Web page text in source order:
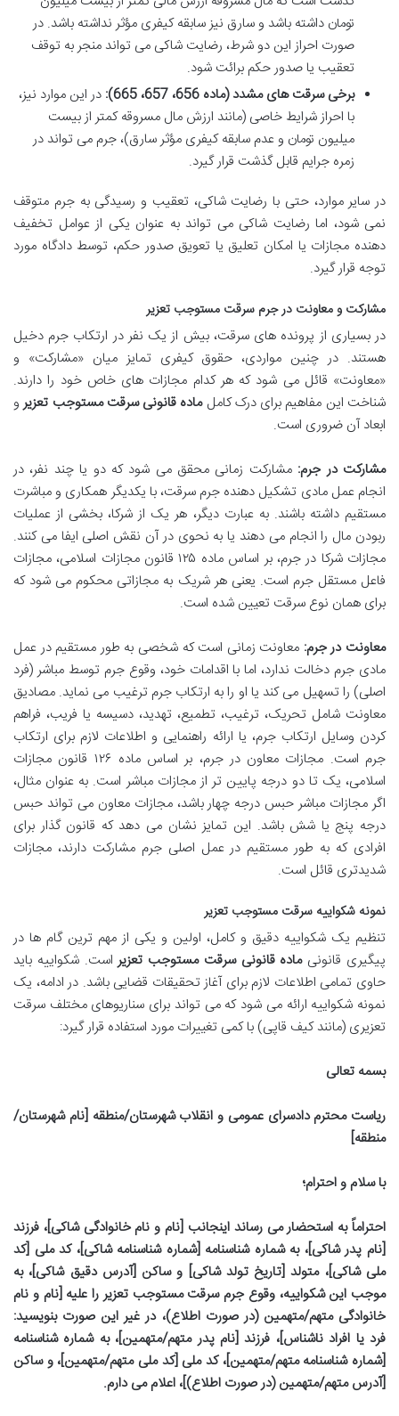
تومان داشته باشد و سارق نیز سابقه کیفری مؤثر نداشته باشد. در
صورت احراز این دو شرط، رضایت شاکی می تواند منجر به توقف
تعقیب یا صدور حکم برائت شود.
برخی سرقت های مشدد (ماده 656، 657، 665):
در این موارد نیز،
با احراز شرایط خاصی (مانند ارزش مال مسروقه کمتر از بیست
میلیون تومان و عدم سابقه کیفری مؤثر سارق)، جرم می تواند در
زمره جرایم قابل گذشت قرار گیرد.
در سایر موارد، حتی با رضایت شاکی، تعقیب و رسیدگی به جرم متوقف
نمی شود، اما رضایت شاکی می تواند به عنوان یکی از عوامل تخفیف
دهنده مجازات یا امکان تعلیق یا تعویق صدور حکم، توسط دادگاه مورد
توجه قرار گیرد.
مشارکت و معاونت در جرم سرقت مستوجب تعزیر
در بسیاری از پرونده های سرقت، بیش از یک نفر در ارتکاب جرم دخیل
هستند. در چنین مواردی، حقوق کیفری تمایز میان «مشارکت» و
«معاونت» قائل می شود که هر کدام مجازات های خاص خود را دارند.
شناخت این مفاهیم برای درک کاملماده قانونی سرقت مستوجب تعزیرو
ابعاد آن ضروری است.
مشارکت در جرم: مشارکت زمانی محقق می شود که دو یا چند نفر، در
انجام عمل مادی تشکیل دهنده جرم سرقت، با یکدیگر همکاری و مباشرت
مستقیم داشته باشند. به عبارت دیگر، هر یک از شرکا، بخشی از عملیات
ربودن مال را انجام می دهند یا به نحوی در آن نقش اصلی ایفا می کنند.
مجازات شرکا در جرم، بر اساس ماده ۱۲۵ قانون مجازات اسلامی، مجازات
فاعل مستقل جرم است. یعنی هر شریک به مجازاتی محکوم می شود که
برای همان نوع سرقت تعیین شده است.
معاونت در جرم: معاونت زمانی است که شخصی به طور مستقیم در عمل
مادی جرم دخالت ندارد، اما با اقدامات خود، وقوع جرم توسط مباشر (فرد
اصلی) را تسهیل می کند یا او را به ارتکاب جرم ترغیب می نماید. مصادیق
معاونت شامل تحریک، ترغیب، تطمیع، تهدید، دسیسه یا فریب، فراهم
کردن وسایل ارتکاب جرم، یا ارائه راهنمایی و اطلاعات لازم برای ارتکاب
جرم است. مجازات معاون در جرم، بر اساس ماده ۱۲۶ قانون مجازات
اسلامی، یک تا دو درجه پایین تر از مجازات مباشر است. به عنوان مثال،
اگر مجازات مباشر حبس درجه چهار باشد، مجازات معاون می تواند حبس
درجه پنج یا شش باشد. این تمایز نشان می دهد که قانون گذار برای
افرادی که به طور مستقیم در عمل اصلی جرم مشارکت دارند، مجازات
شدیدتری قائل است.
نمونه شکواییه سرقت مستوجب تعزیر
تنظیم یک شکواییه دقیق و کامل، اولین و یکی از مهم ترین گام ها در
پیگیری قانونیماده قانونی سرقت مستوجب تعزیراست. شکواییه باید
حاوی تمامی اطلاعات لازم برای آغاز تحقیقات قضایی باشد. در ادامه، یک
نمونه شکواییه ارائه می شود که می تواند برای سناریوهای مختلف سرقت
تعزیری (مانند کیف قاپی) با کمی تغییرات مورد استفاده قرار گیرد:
بسمه تعالی
ریاست محترم دادسرای عمومی و انقلاب شهرستان/منطقه [نام شهرستان/
منطقه]
با سلام و احترام؛
احتراماً به استحضار می رساند اینجانب [نام و نام خانوادگی شاکی]، فرزند
[نام پدر شاکی]، به شماره شناسنامه [شماره شناسنامه شاکی]، کد ملی [کد
ملی شاکی]، متولد [تاریخ تولد شاکی] و ساکن [آدرس دقیق شاکی]، به
موجب این شکواییه، وقوع جرم سرقت مستوجب تعزیر را علیه [نام و نام
خانوادگی متهم/متهمین (در صورت اطلاع)، در غیر این صورت بنویسید:
فرد یا افراد ناشناس]، فرزند [نام پدر متهم/متهمین]، به شماره شناسنامه
[شماره شناسنامه متهم/متهمین]، کد ملی [کد ملی متهم/متهمین]، و ساکن
[آدرس متهم/متهمین (در صورت اطلاع)]، اعلام می دارم.